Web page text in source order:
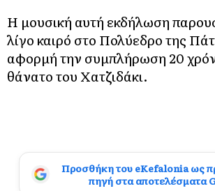
Η μουσική αυτή εκδήλωση
λίγο καιρό στο Πολύεδρο της
αφορμή την συμπλήρωση 20
θάνατο του Χατζιδάκι.
Προσθήκη του eKefalonia ως
πηγή στα αποτελέσματα